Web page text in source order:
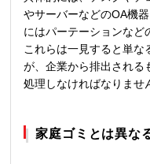
やサーバーなどのOA機
にはパーテーションなど
これらは一見すると単な
が、企業から排出される
処理しなければなりませ
家庭ゴミとは異な